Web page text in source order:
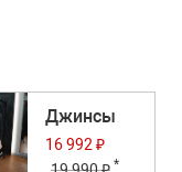
Джинсы
16 992 ₽
*